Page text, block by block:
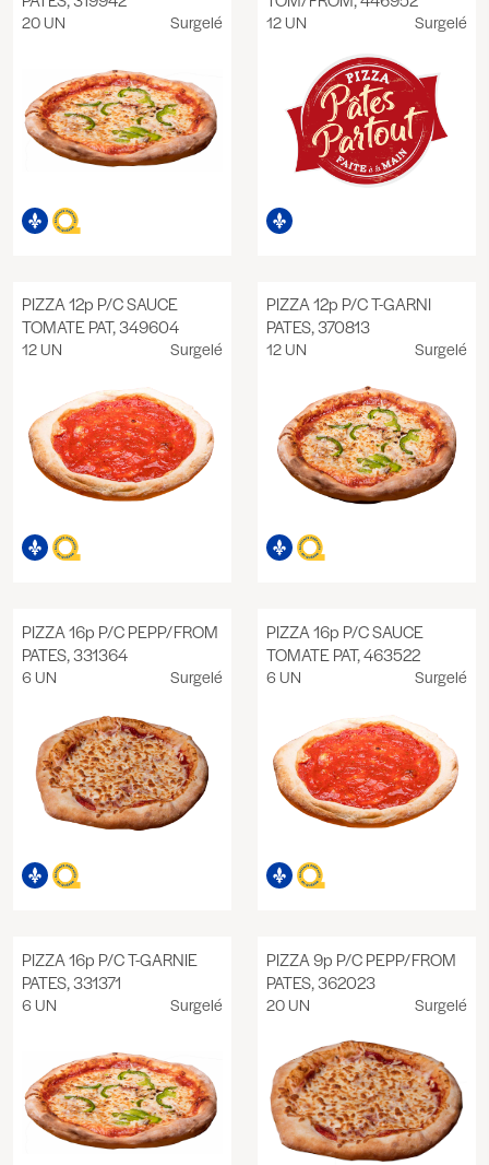
20 UN Surgelé 12 UN Surgelé
PIZZA 12p P/C SAUCE
TOMATE PAT, 349604
12 UN Surgelé
PIZZA 12p P/C T-GARNI
PATES, 370813
12 UN Surgelé
PIZZA 16p P/C PEPP/FROM
PATES, 331364
6 UN Surgelé
PIZZA 16p P/C SAUCE
TOMATE PAT, 463522
6 UN Surgelé
PIZZA 16p P/C T-GARNIE
PATES, 331371
6 UN Surgelé
PIZZA 9p P/C PEPP/FROM
PATES, 362023
20 UN Surgelé